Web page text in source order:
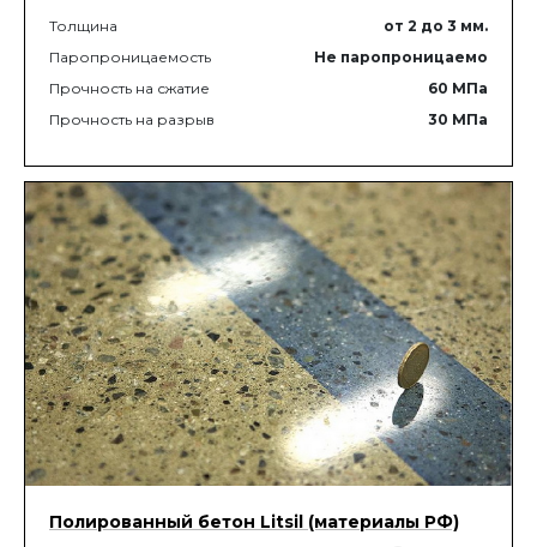
Толщина от 2 до 3 мм.
Паропроницаемость
Не паропроницаемо
Прочность на сжатие
60 МПа
Прочность на разрыв
30 МПа
Полированный бетон Litsil (материалы РФ)